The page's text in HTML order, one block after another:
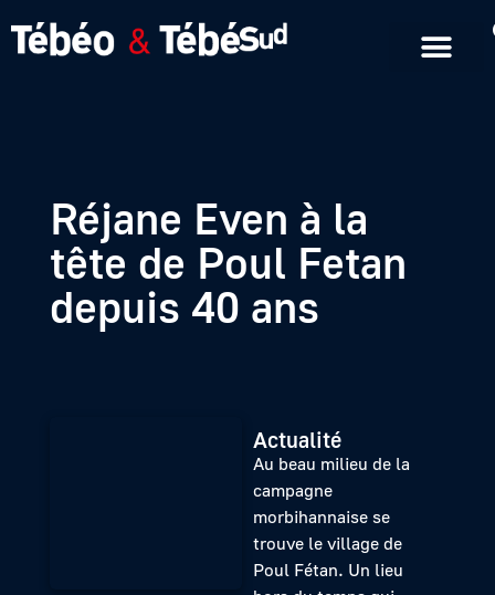
Réjane Even à la
tête de Poul Fetan
depuis 40 ans
Actualité
Au beau milieu de la
campagne
morbihannaise se
trouve le village de
Poul Fétan. Un lieu